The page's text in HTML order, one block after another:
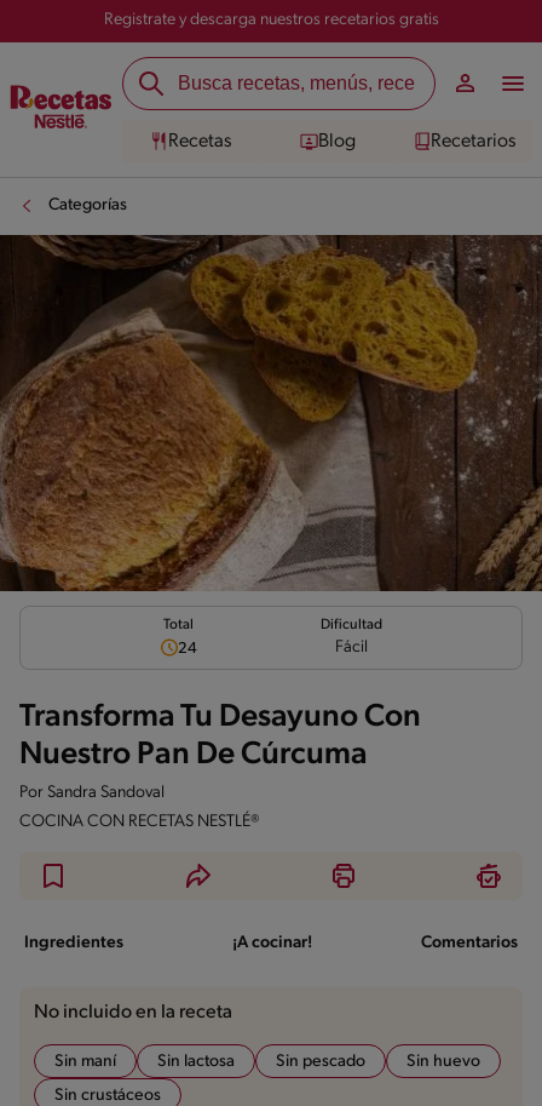
Registrate y descarga nuestros recetarios gratis
Recetas Blog Recetarios
Categorías
Total
24
Dificultad
Fácil
Transforma Tu Desayuno Con
Nuestro Pan De Cúrcuma
Por Sandra Sandoval
COCINA CON RECETAS NESTLÉ®
Ingredientes ¡A cocinar! Comentarios
No incluido en la receta
Sin maní Sin lactosa Sin pescado
Sin huevo
Sin crustáceos